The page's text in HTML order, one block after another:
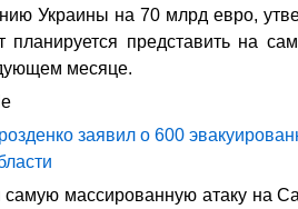
Украины на 70 млрд евро,
планируется представить на
месяце.
заявил о 600
массированную атаку на